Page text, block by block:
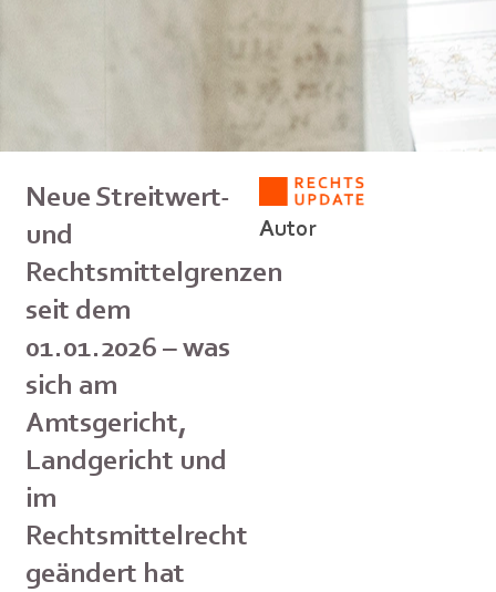
Autor
Neue Streitwert-
und
Rechtsmittelgrenzen
seit dem
01.01.2026 – was
sich am
Amtsgericht,
Landgericht und
im
Rechtsmittelrecht
geändert hat